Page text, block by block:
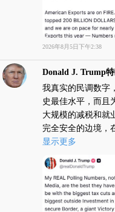
我们才刚刚起步。
高度——而更伟大
2026年8月5日下午2:38
Donald J. Trump
我真实的民调数字
史最佳水平，而且
大规模的减税和就
完全安全的边境，
在全球范围内无与
些毁灭国家的民主
国伟大！感谢你对
显示更多